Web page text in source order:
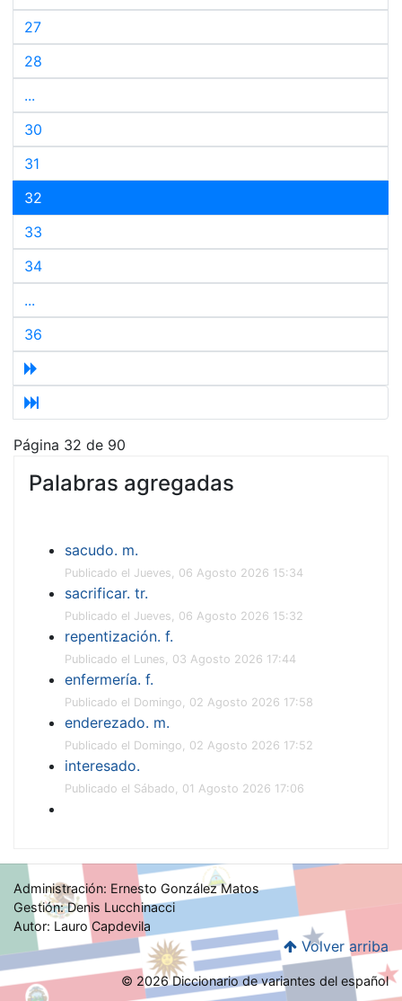
27
28
...
30
31
32
33
34
...
36
Página 32 de 90
Palabras agregadas
sacudo. m.
Publicado el Jueves, 06 Agosto 2026 15:34
sacrificar. tr.
Publicado el Jueves, 06 Agosto 2026 15:32
repentización. f.
Publicado el Lunes, 03 Agosto 2026 17:44
enfermería. f.
Publicado el Domingo, 02 Agosto 2026 17:58
enderezado. m.
Publicado el Domingo, 02 Agosto 2026 17:52
interesado.
Publicado el Sábado, 01 Agosto 2026 17:06
Administración: Ernesto González Matos
Gestión: Denis Lucchinacci
Autor: Lauro Capdevila
Volver arriba
© 2026 Diccionario de variantes del español